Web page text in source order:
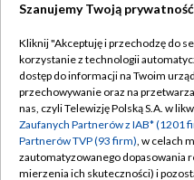
Abonament TVP
Emisja w TVP
Centrum informacji TVP
Szanujemy Twoją prywatność
Kliknij "Akceptuję i przechodzę do
korzystanie z technologii
dostęp do informacji na Twoim
przechowywanie oraz na
nas, czyli Telewizję Polską S.A. w
Zaufanych Partnerów z IAB* (1201
Partnerów TVP (93 firm), w celach
zautomatyzowanego dopasowania
mierzenia ich skuteczności) i